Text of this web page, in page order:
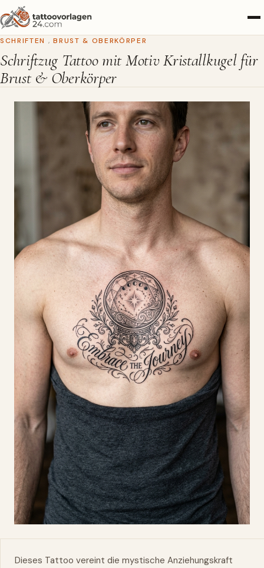
SCHRIFTEN , BRUST & OBERKÖRPER
Schriftzug Tattoo mit Motiv Kristallkugel für
Brust & Oberkörper
Dieses Tattoo vereint die mystische Anziehungskraft